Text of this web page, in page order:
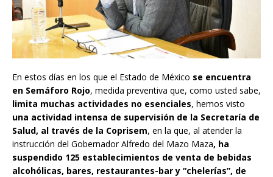
En estos días en los que el Estado de México se encuentra
en Semáforo Rojo, medida preventiva que, como usted sabe,
limita muchas actividades no esenciales, hemos visto
una actividad intensa de supervisión de la Secretaría de
Salud, al través de la Coprisem, en la que, al atender la
instrucción del Gobernador Alfredo del Mazo Maza, ha
suspendido 125 establecimientos de venta de bebidas
alcohólicas, bares, restaurantes-bar y “chelerías”, de